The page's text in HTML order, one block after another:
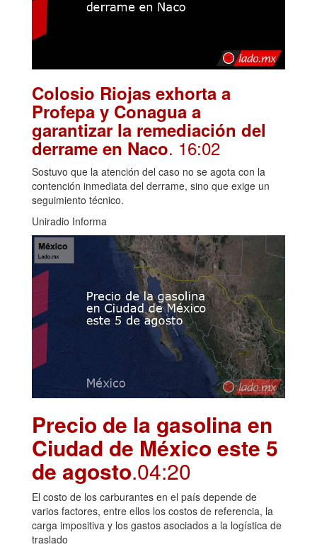
Colosio Riojas exhorta a
Profepa y Conagua a
garantizar la remediación del
derrame en Naco. 16:02
Sostuvo que la atención del caso no se agota con la
contención inmediata del derrame, sino que exige un
seguimiento técnico.
Uniradio Informa
Precio de la gasolina en
Ciudad de México este 5
de agosto.04:20
El costo de los carburantes en el país depende de
varios factores, entre ellos los costos de referencia, la
carga impositiva y los gastos asociados a la logística de
traslado